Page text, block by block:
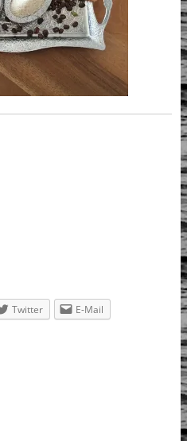
Twitter
E-Mail